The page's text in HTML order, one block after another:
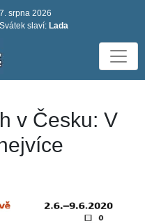
7. srpna 2026
Svátek slaví: Lada
v Česku: V